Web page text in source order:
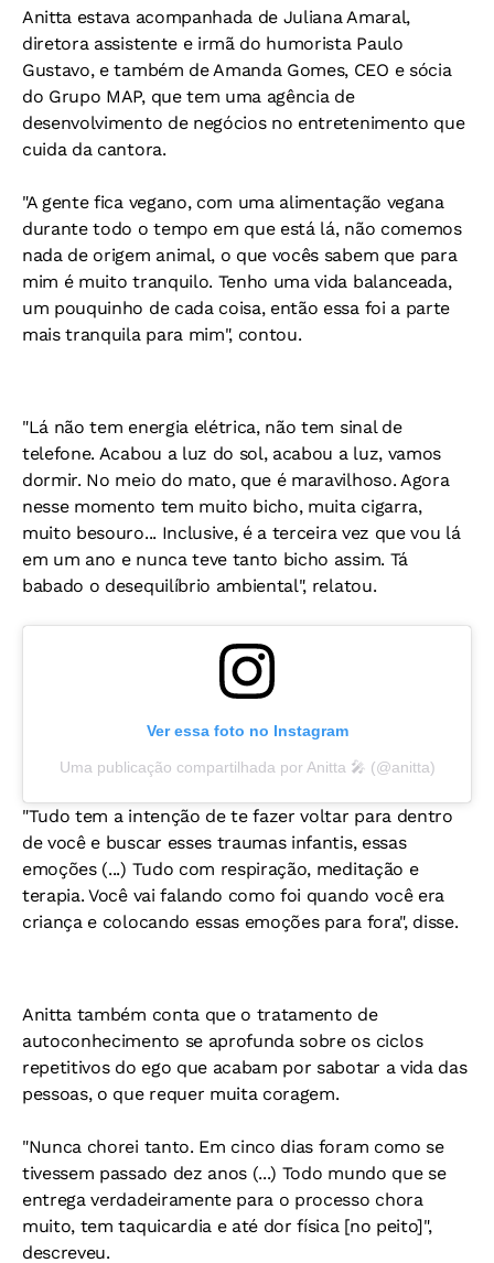
Anitta estava acompanhada de Juliana Amaral,
diretora assistente e irmã do humorista Paulo
Gustavo, e também de Amanda Gomes, CEO e sócia
do Grupo MAP, que tem uma agência de
desenvolvimento de negócios no entretenimento que
cuida da cantora.
"A gente fica vegano, com uma alimentação vegana
durante todo o tempo em que está lá, não comemos
nada de origem animal, o que vocês sabem que para
mim é muito tranquilo. Tenho uma vida balanceada,
um pouquinho de cada coisa, então essa foi a parte
mais tranquila para mim", contou.
"Lá não tem energia elétrica, não tem sinal de
telefone. Acabou a luz do sol, acabou a luz, vamos
dormir. No meio do mato, que é maravilhoso. Agora
nesse momento tem muito bicho, muita cigarra,
muito besouro... Inclusive, é a terceira vez que vou lá
em um ano e nunca teve tanto bicho assim. Tá
babado o desequilíbrio ambiental", relatou.
Ver essa foto no Instagram
Uma publicação compartilhada por Anitta 🎤 (@anitta)
"Tudo tem a intenção de te fazer voltar para dentro
de você e buscar esses traumas infantis, essas
emoções (...) Tudo com respiração, meditação e
terapia. Você vai falando como foi quando você era
criança e colocando essas emoções para fora", disse.
Anitta também conta que o tratamento de
autoconhecimento se aprofunda sobre os ciclos
repetitivos do ego que acabam por sabotar a vida das
pessoas, o que requer muita coragem.
"Nunca chorei tanto. Em cinco dias foram como se
tivessem passado dez anos (...) Todo mundo que se
entrega verdadeiramente para o processo chora
muito, tem taquicardia e até dor física [no peito]",
descreveu.